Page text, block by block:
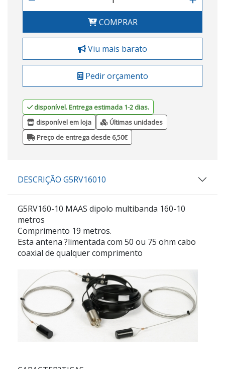
COMPRAR
Viu mais barato
Pedir orçamento
disponível. Entrega estimada 1-2 dias.
disponível em loja
Últimas unidades
Preço de entrega desde 6,50€
DESCRIÇÃO G5RV16010
G5RV160-10 MAAS dipolo multibanda 160-10
metros
Comprimento 19 metros.
Esta antena ?limentada com 50 ou 75 ohm cabo
coaxial de qualquer comprimento